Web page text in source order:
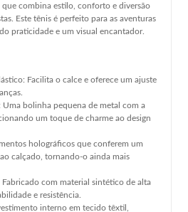
combina estilo, conforto e diversão
Este tênis é perfeito para as aventuras
praticidade e um visual encantador.
Facilita o calce e oferece um ajuste
Uma bolinha pequena de metal com a
um toque de charme ao design
holográficos que conferem um
calçado, tornando-o ainda mais
com material sintético de alta
e resistência.
interno em tecido têxtil,